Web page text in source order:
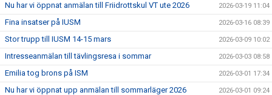
Nu har vi öppnat anmälan till Friidrottskul VT ute 2026 2026-03-19 11:04
Fina insatser på IUSM 2026-03-16 08:39
Stor trupp till IUSM 14-15 mars 2026-03-09 10:02
Intresseanmälan till tävlingsresa i sommar 2026-03-03 08:58
Emilia tog brons på ISM 2026-03-01 17:34
Nu har vi öppnat upp anmälan till sommarläger 2026 2026-03-01 09:24